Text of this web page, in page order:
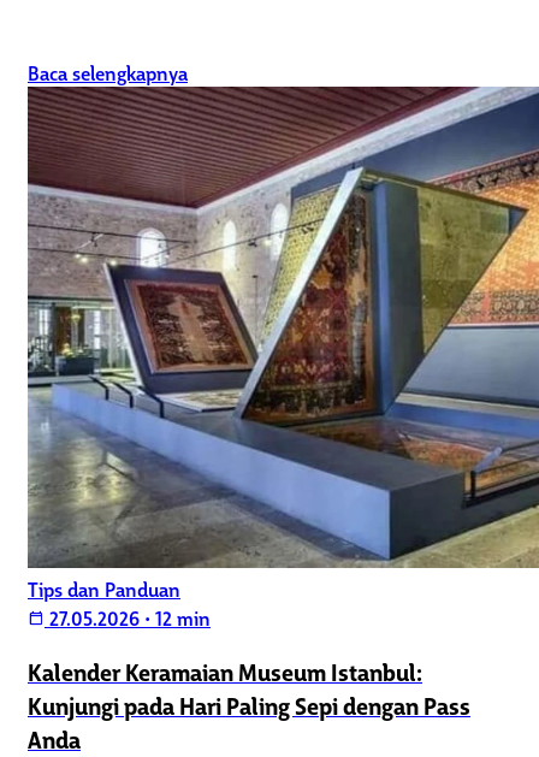
Baca selengkapnya
Tips dan Panduan
calendar_today 27.05.2026 • 12 min
Kalender Keramaian Museum Istanbul:
Kunjungi pada Hari Paling Sepi dengan Pass
Anda